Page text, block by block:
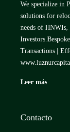
We specialize in
solutions for
needs of
Transactions |
Leer más
Contacto